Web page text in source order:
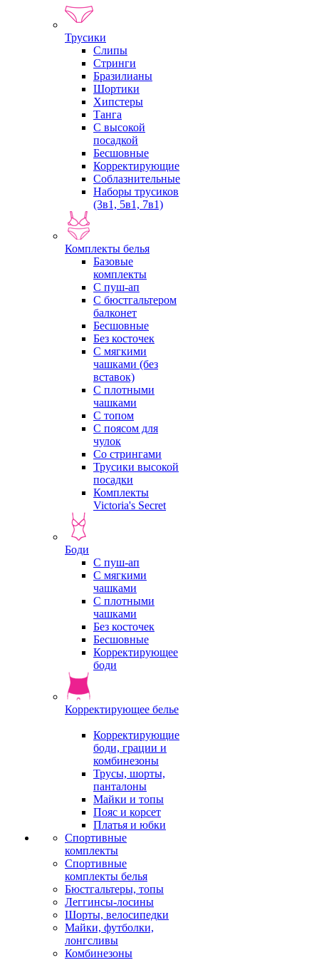
Трусики
Слипы
Стринги
Бразилианы
Шортики
Хипстеры
Танга
С высокой
посадкой
Бесшовные
Корректирующие
Соблазнительные
Наборы трусиков
(3в1, 5в1, 7в1)
Комплекты белья
Базовые
комплекты
С пуш-ап
С бюстгальтером
балконет
Бесшовные
Без косточек
С мягкими
чашками (без
вставок)
С плотными
чашками
С топом
С поясом для
чулок
Со стрингами
Трусики высокой
посадки
Комплекты
Victoria's Secret
Боди
С пуш-ап
С мягкими
чашками
С плотными
чашками
Без косточек
Бесшовные
Корректирующее
боди
Корректирующее белье
Корректирующие
боди, грации и
комбинезоны
Трусы, шорты,
панталоны
Майки и топы
Пояс и корсет
Платья и юбки
Спортивные
комплекты
Спортивные
комплекты белья
Бюстгальтеры, топы
Леггинсы-лосины
Шорты, велосипедки
Майки, футболки,
лонгсливы
Комбинезоны